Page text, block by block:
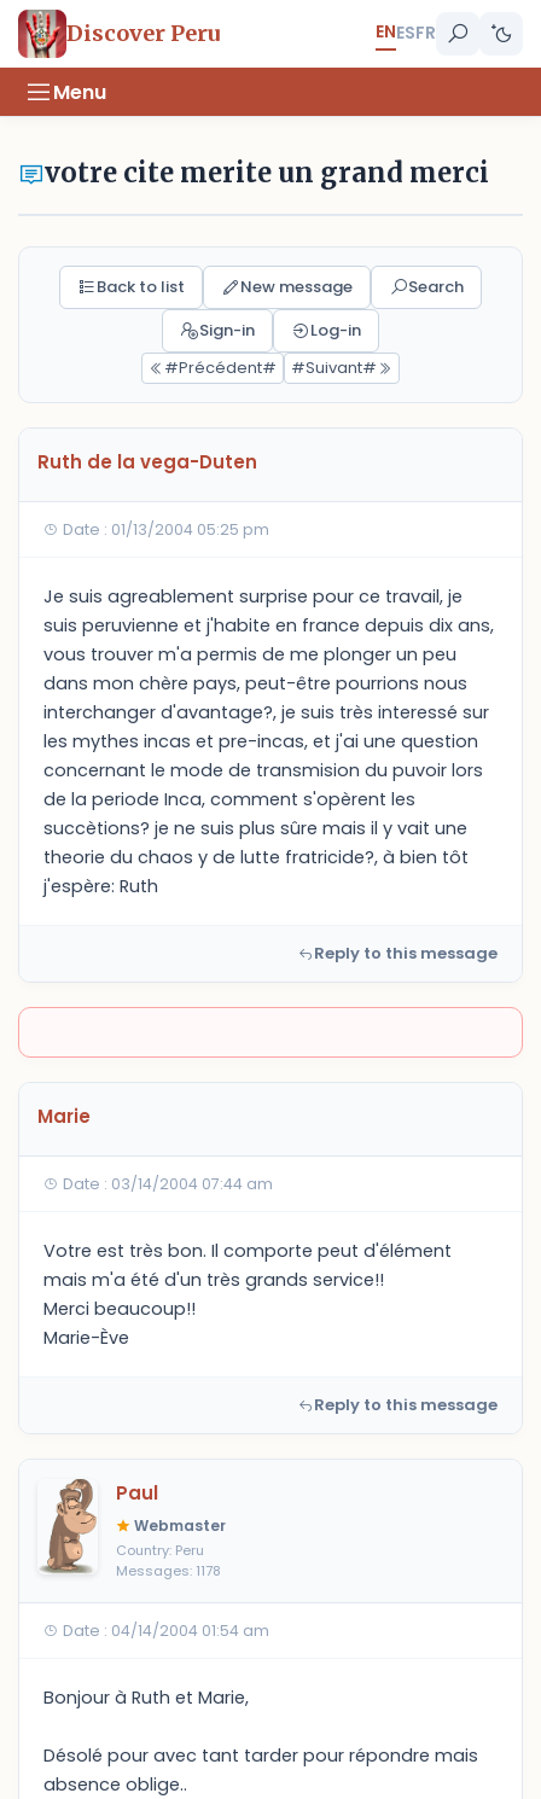
Discover Peru ENESFR
Menu
votre cite merite un grand merci
Back to list New message
Search
Sign-in
Log-in
#Précédent#
#Suivant#
Ruth de la vega-Duten
Date : 01/13/2004 05:25 pm
Je suis agreablement surprise pour ce travail, je
suis peruvienne et j'habite en france depuis dix ans,
vous trouver m'a permis de me plonger un peu
dans mon chère pays, peut-être pourrions nous
interchanger d'avantage?, je suis très interessé sur
les mythes incas et pre-incas, et j'ai une question
concernant le mode de transmision du puvoir lors
de la periode Inca, comment s'opèrent les
succètions? je ne suis plus sûre mais il y vait une
theorie du chaos y de lutte fratricide?, à bien tôt
j'espère: Ruth
Reply to this message
Marie
Date : 03/14/2004 07:44 am
Votre est très bon. Il comporte peut d'élément
mais m'a été d'un très grands service!!
Merci beaucoup!!
Marie-Ève
Reply to this message
Paul
Webmaster
Country: Peru
Messages: 1178
Date : 04/14/2004 01:54 am
Bonjour à Ruth et Marie,
Désolé pour avec tant tarder pour répondre mais
absence oblige..